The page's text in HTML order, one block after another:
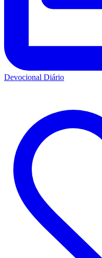
Devocional Diário